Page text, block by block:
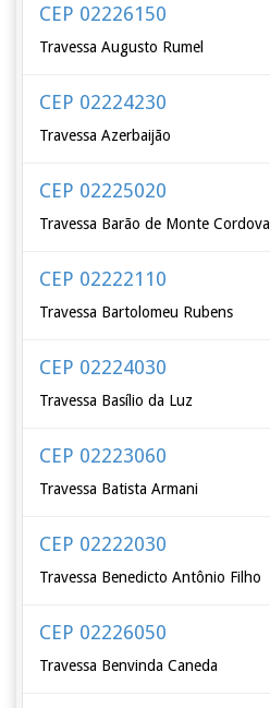
CEP 02226150
Travessa Augusto Rumel
CEP 02224230
Travessa Azerbaijão
CEP 02225020
Travessa Barão de Monte Cordova
CEP 02222110
Travessa Bartolomeu Rubens
CEP 02224030
Travessa Basílio da Luz
CEP 02223060
Travessa Batista Armani
CEP 02222030
Travessa Benedicto Antônio Filho
CEP 02226050
Travessa Benvinda Caneda